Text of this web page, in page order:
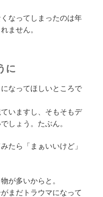
なってしまったのは年
ません。
に
なってほしいところで
いますし、そもそもデ
しょう。たぶん。
たら「まぁいいけど」
が多いからと。
まだトラウマになって